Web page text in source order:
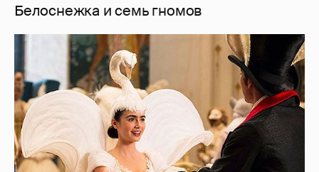
Белоснежка и семь гномов